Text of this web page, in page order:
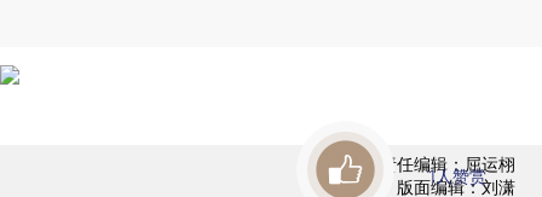
责任编辑：屈运栩
版面编辑：刘潇
1人赞赏